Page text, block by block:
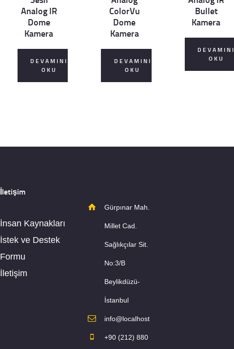
Analog IR
Dome
Kamera
DEVAMINI
OKU
ColorVu
Dome
Kamera
DEVAMINI
OKU
Bullet
Kamera
DEVAMINI
OKU
İletişim
İnsan Kaynakları
İstek ve Destek
Formu
İletişim
Gürpınar Mah.
Millet Cad.
Sağlıkçılar Sit.
No:3/B
Beylikdüzü-
İstanbul
info@localhost
+90 (212) 880